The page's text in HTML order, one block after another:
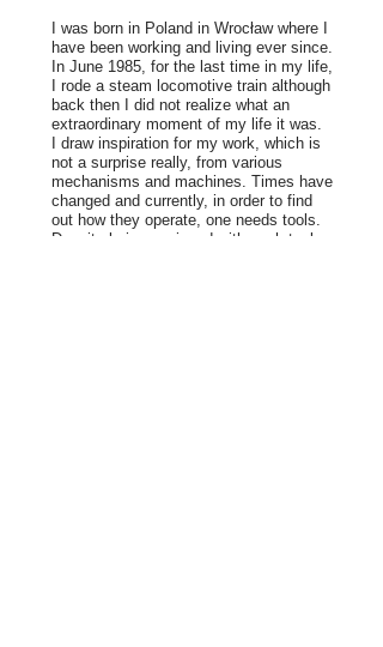
I was born in Poland in Wrocław where I
have been working and living ever since.
In June 1985, for the last time in my life,
I rode a steam locomotive train although
back then I did not realize what an
extraordinary moment of my life it was.
I draw inspiration for my work, which is
not a surprise really, from various
mechanisms and machines. Times have
changed and currently, in order to find
out how they operate, one needs tools.
Despite being equipped with such tools,